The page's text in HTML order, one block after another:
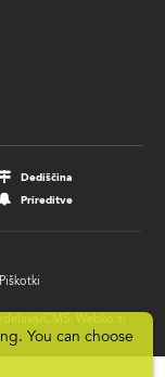
Dediščina
Prireditve
Piškotki
You can choose